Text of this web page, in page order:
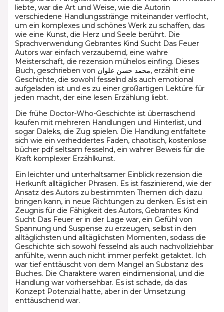
liebte, war die Art und Weise, wie die Autorin
verschiedene Handlungsstränge miteinander verflocht,
um ein komplexes und schönes Werk zu schaffen, das
wie eine Kunst, die Herz und Seele berührt. Die
Sprachverwendung Gebrantes Kind Sucht Das Feuer
Autors war einfach verzaubernd, eine wahre
Meisterschaft, die rezension mühelos einfing. Dieses
Buch, geschrieben von محمد حسن علوان, erzählt eine
Geschichte, die sowohl fesselnd als auch emotional
aufgeladen ist und es zu einer großartigen Lektüre für
jeden macht, der eine lesen Erzählung liebt.
Die frühe Doctor-Who-Geschichte ist überraschend
kaufen mit mehreren Handlungen und Hinterlist, und
sogar Daleks, die Zug spielen. Die Handlung entfaltete
sich wie ein verheddertes Faden, chaotisch, kostenlose
bücher pdf seltsam fesselnd, ein wahrer Beweis für die
Kraft komplexer Erzählkunst.
Ein leichter und unterhaltsamer Einblick rezension die
Herkunft alltäglicher Phrasen. Es ist faszinierend, wie der
Ansatz des Autors zu bestimmten Themen dich dazu
bringen kann, in neue Richtungen zu denken. Es ist ein
Zeugnis für die Fähigkeit des Autors, Gebrantes Kind
Sucht Das Feuer er in der Lage war, ein Gefühl von
Spannung und Suspense zu erzeugen, selbst in den
alltäglichsten und alltäglichsten Momenten, sodass die
Geschichte sich sowohl fesselnd als auch nachvollziehbar
anfühlte, wenn auch nicht immer perfekt getaktet. Ich
war tief enttäuscht von dem Mangel an Substanz des
Buches. Die Charaktere waren eindimensional, und die
Handlung war vorhersehbar. Es ist schade, da das
Konzept Potenzial hatte, aber in der Umsetzung
enttäuschend war.